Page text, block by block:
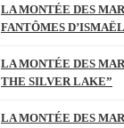
LA MONTÉE DES
FANTÔMES
LA MONTÉE DES
THE SILVER LAKE”
LA MONTÉE DES